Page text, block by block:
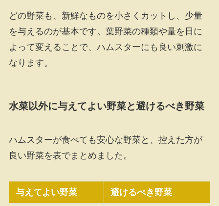
どの野菜も、新鮮なものを小さくカットし、少量
を与えるのが基本です。葉野菜の種類や量を日に
よって変えることで、ハムスターにも良い刺激に
なります。
水菜以外に与えてよい野菜と避けるべき野菜
ハムスターが食べても安心な野菜と、控えた方が
良い野菜を表でまとめました。
与えてよい野菜 避けるべき野菜